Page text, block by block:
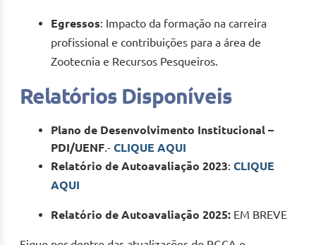
Egressos: Impacto da formação na carreira
profissional e contribuições para a área de
Zootecnia e Recursos Pesqueiros.
Relatórios Disponíveis
Plano de Desenvolvimento Institucional –
PDI/UENF.- CLIQUE AQUI
Relatório de Autoavaliação 2023: CLIQUE
AQUI
Relatório de Autoavaliação 2025: EM BREVE